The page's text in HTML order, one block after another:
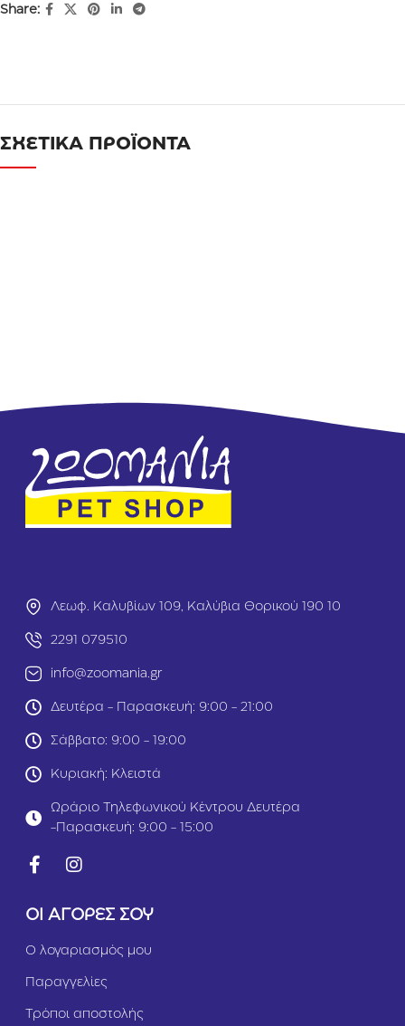
Share:
ΣΧΕΤΙΚΑ ΠΡΟΪΟΝΤΑ
Λεωφ. Καλυβίων 109, Καλύβια Θορικού 190 10
2291 079510
info@zoomania.gr
Δευτέρα - Παρασκευή: 9:00 - 21:00
Σάββατο: 9:00 - 19:00
Κυριακή: Κλειστά
Ωράριο Τηλεφωνικού Κέντρου Δευτέρα
-Παρασκευή: 9:00 - 15:00
ΟΙ ΑΓΟΡΕΣ ΣΟΥ
Ο λογαριασμός μου
Παραγγελίες
Τρόποι αποστολής